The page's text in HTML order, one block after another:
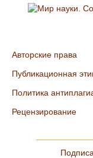
Авторские права
Публикационная
Политика
Рецензирование